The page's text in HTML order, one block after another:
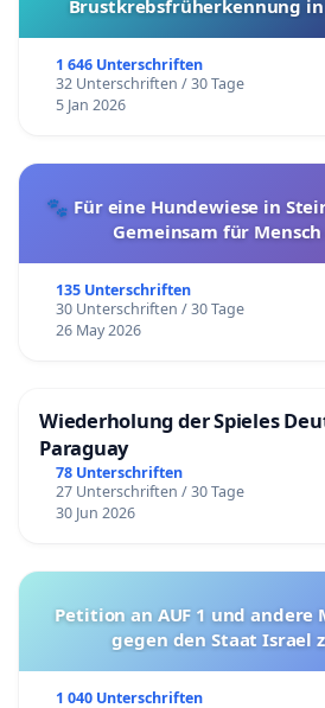
Brustkrebsfrüherkennung
1 646 Unterschriften
32 Unterschriften / 30 Tage
5 Jan 2026
🐾 Für eine Hundewiese in
Gemeinsam für
135 Unterschriften
30 Unterschriften / 30 Tage
26 May 2026
Wiederholung der Spieles
Paraguay
78 Unterschriften
27 Unterschriften / 30 Tage
30 Jun 2026
Petition an AUF 1 und andere
gegen den Staat Israel
1 040 Unterschriften